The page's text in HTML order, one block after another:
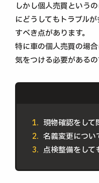
しかし個人売買という
にどうしてもトラブル
すべき点があります。
特に車の個人売買の場
気をつける必要があるの
現物確認をして
名義変更につい
点検整備をして